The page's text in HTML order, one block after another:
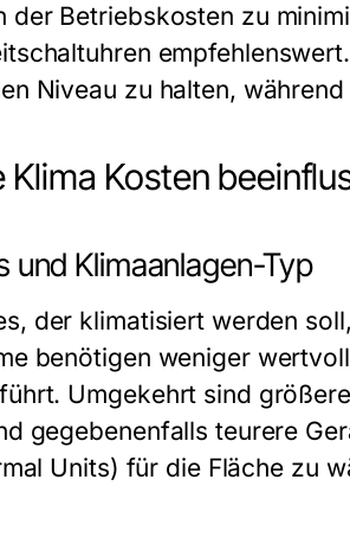
der Betriebskosten zu
Niveau zu halten,
Klima Kosten
und Klimaanlagen-Typ
der klimatisiert werden
benötigen weniger
Umgekehrt sind
gegebenenfalls teurere
Units) für die Fläche zu